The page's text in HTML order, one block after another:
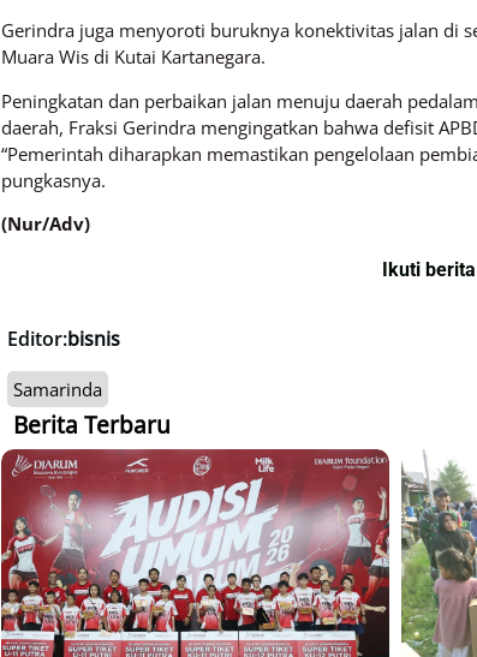
Gerindra juga menyoroti buruknya konektivitas jalan di
Muara Wis di Kutai Kartanegara.
Peningkatan dan perbaikan jalan menuju daerah
daerah, Fraksi Gerindra mengingatkan bahwa defisit
“Pemerintah diharapkan memastikan pengelolaan
pungkasnya.
(Nur/Adv)
Ikuti berita
Editor:bisnis
Samarinda
Berita Terbaru